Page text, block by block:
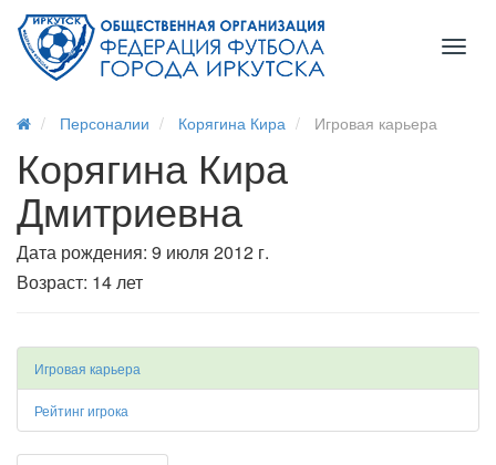
Персоналии Корягина Кира Игровая карьера
Корягина Кира
Дмитриевна
Дата рождения: 9 июля 2012 г.
Возраст: 14 лет
Игровая карьера
Рейтинг игрока